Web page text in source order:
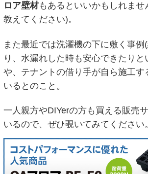
ロア壁材もあるといいかもしれませ
教えてください)。
また最近では洗濯機の下に敷く事例
り、水漏れした時も安心できたりと
や、テナントの借り手が自ら施工す
いるとのこと。
一人親方やDIYerの方も買える販売
いるので、ぜひ覗いてみてください。